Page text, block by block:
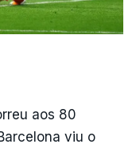
aos 80
viu o